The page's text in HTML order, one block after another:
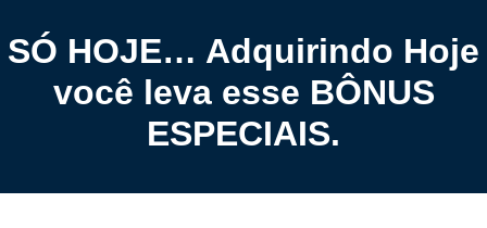
SÓ HOJE… Adquirindo Hoje
você leva esse BÔNUS
ESPECIAIS.